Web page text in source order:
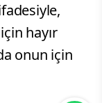
hayır
onun için